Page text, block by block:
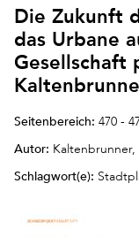
Die Zukunft
das Urbane
Seitenbereich: 470 -
Autor: Kaltenbrunner,
Schlagwort(e):